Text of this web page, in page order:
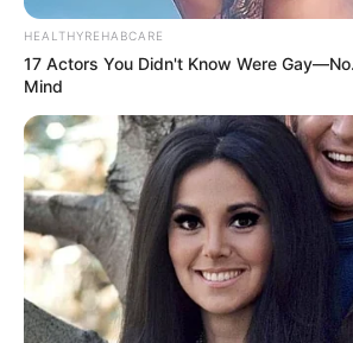
ΣΤΗΡΙΞΤΕ ΤΗΝ ΠΡΟΣΠΑΘΕΙΑ
ΑΦΗΣΕΤΕ ΝΑ ΚΛΕΙΣΕΙ ΑΥΤΟ ΤΟ
ΒΟΗΘΕΙΣΤΕ ΜΑΣ ΚΑΝΟΝΤΑΣ ΜΙΑ
HEALTHYREHABCARE
17 Actors You Didn't Know Were
Mind